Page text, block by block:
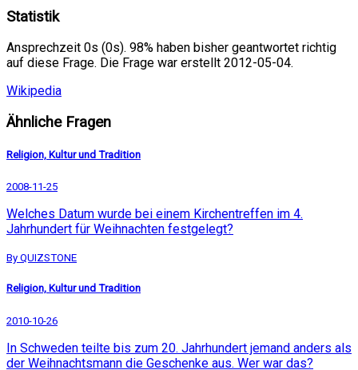
Statistik
Ansprechzeit 0s (0s). 98% haben bisher geantwortet richtig
auf diese Frage. Die Frage war erstellt 2012-05-04.
Wikipedia
Ähnliche Fragen
Religion, Kultur und Tradition
2008-11-25
Welches Datum wurde bei einem Kirchentreffen im 4.
Jahrhundert für Weihnachten festgelegt?
By QUIZSTONE
Religion, Kultur und Tradition
2010-10-26
In Schweden teilte bis zum 20. Jahrhundert jemand anders als
der Weihnachtsmann die Geschenke aus. Wer war das?